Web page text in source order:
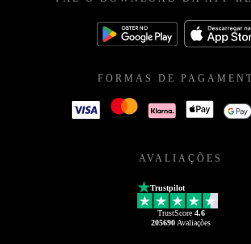
FORMAS DE
AVALIAÇÕES
Trustpilot
TrustScore 4.6
205690 Avaliações